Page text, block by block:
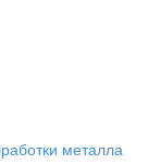
металла